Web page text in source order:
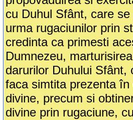
cu Duhul Sfânt, care
urma rugaciunilor prin
credinta ca primesti
Dumnezeu,
darurilor Duhului Sfânt,
faca simtita prezenta
divine, precum si
divine prin rugaciune,